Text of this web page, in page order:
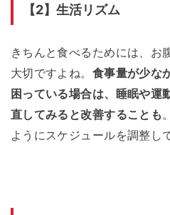
【2】生活リズム
きちんと食べるためには、お
大切ですよね。 食事量が少な
困っている場合は、睡眠や運
直してみると改善することも
ようにスケジュールを調整し